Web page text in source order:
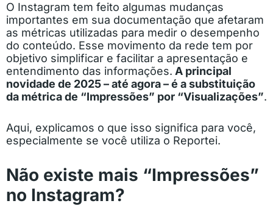
O Instagram tem feito algumas mudanças
importantes em sua documentação que afetaram
as métricas utilizadas para medir o desempenho
do conteúdo. Esse movimento da rede tem por
objetivo simplificar e facilitar a apresentação e
entendimento das informações. A principal
novidade de 2025 – até agora – é a substituição
da métrica de “Impressões” por “Visualizações”.
Aqui, explicamos o que isso significa para você,
especialmente se você utiliza o Reportei.
Não existe mais “Impressões”
no Instagram?